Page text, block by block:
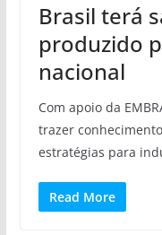
Brasil terá
produzido
nacional
Com apoio da
trazer
estratégias para
Read More